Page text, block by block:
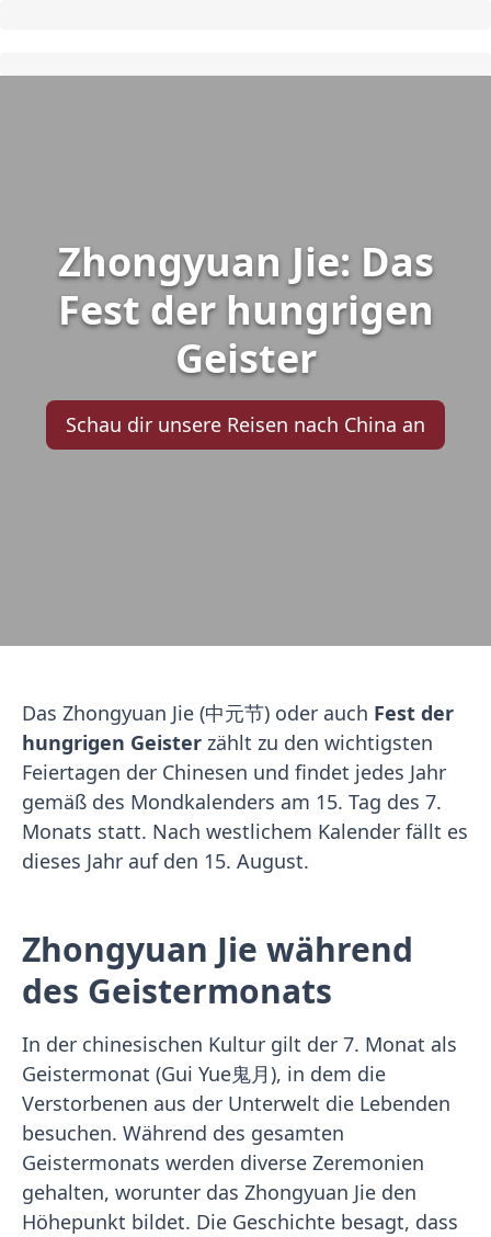
Zhongyuan Jie: Das
Fest der hungrigen
Geister
Schau dir unsere Reisen nach China an
Das Zhongyuan Jie (中元节) oder auch Fest der
hungrigen Geister zählt zu den wichtigsten
Feiertagen der Chinesen und findet jedes Jahr
gemäß des Mondkalenders am 15. Tag des 7.
Monats statt. Nach westlichem Kalender fällt es
dieses Jahr auf den 15. August.
Zhongyuan Jie während
des Geistermonats
In der chinesischen Kultur gilt der 7. Monat als
Geistermonat (Gui Yue鬼月), in dem die
Verstorbenen aus der Unterwelt die Lebenden
besuchen. Während des gesamten
Geistermonats werden diverse Zeremonien
gehalten, worunter das Zhongyuan Jie den
Höhepunkt bildet. Die Geschichte besagt, dass